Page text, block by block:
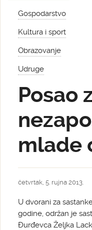
Gospodarstvo
Kultura i sport
Obrazovanje
Udruge
Posao
mlade
četvrtak, 5. rujna 2013.
U dvorani za
godine, održan je
Đurđevca Željka